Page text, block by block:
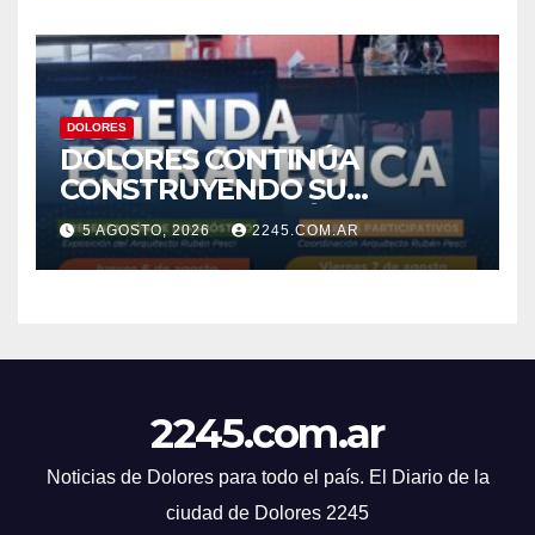
DOLORES
DOLORES CONTINÚA
CONSTRUYENDO SU
AGENDA ESTRATÉGICA CON
NUEVAS JORNADAS
PARTICIPATIVAS
5 AGOSTO, 2026 2245.COM.AR
2245.com.ar
Noticias de Dolores para todo el país. El Diario de la
ciudad de Dolores 2245